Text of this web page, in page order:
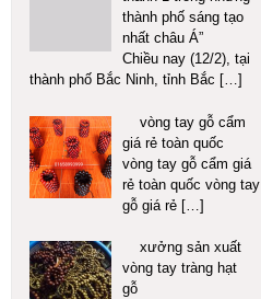
thành phố sáng tạo
nhất châu Á”
Chiều nay (12/2), tại
thành phố Bắc Ninh, tỉnh Bắc […]
vòng tay gỗ cẩm
giá rẻ toàn quốc
vòng tay gỗ cẩm giá
rẻ toàn quốc vòng tay
gỗ giá rẻ […]
xưởng sản xuất
vòng tay tràng hạt
gỗ